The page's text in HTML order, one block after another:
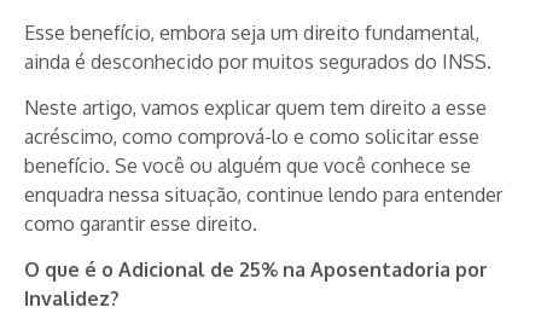
Esse benefício, embora seja um direito fundamental,
ainda é desconhecido por muitos segurados do INSS.
Neste artigo, vamos explicar quem tem direito a esse
acréscimo, como comprová-lo e como solicitar esse
benefício. Se você ou alguém que você conhece se
enquadra nessa situação, continue lendo para entender
como garantir esse direito.
O que é o Adicional de 25% na Aposentadoria por
Invalidez?